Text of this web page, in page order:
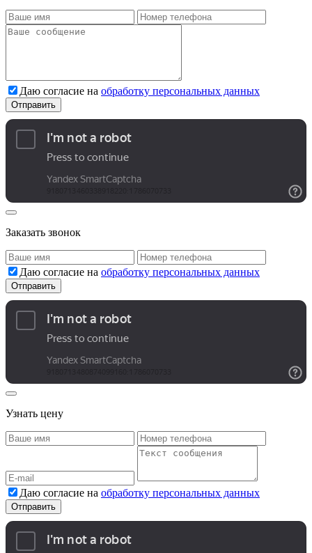
Даю согласие на обработку персональных данных
Заказать звонок
Даю согласие на обработку персональных данных
Узнать цену
Даю согласие на обработку персональных данных